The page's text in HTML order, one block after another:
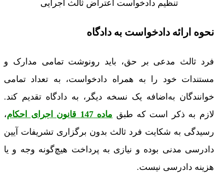
تنظیم دادخواست اعتراض ثالث اجرایی
نحوه ارائه دادخواست به دادگاه
فرد ثالث مدعی بر حق، باید رونوشت تمامی مدارک و
مستندات خود را به همراه دادخواست، به تعداد تمامی
خوانندگان به‌اضافه یک نسخه دیگر، به دادگاه تقدیم کند.
لازم به ذکر است که طبق ماده 147 قانون اجرای احکام
،
رسیدگی به شکایت فرد ثالث بدون برگزاری تشریفات آیین
دادرسی مدنی بوده و نیازی به پرداخت هیچ‌گونه وجه و یا
هزینه دادرسی نیست.